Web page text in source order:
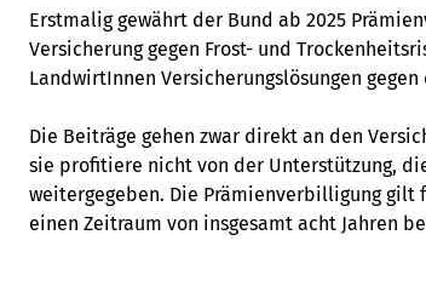
Erstmalig gewährt der Bund ab 2025
Versicherung gegen Frost- und
LandwirtInnen Versicherungslösungen
Die Beiträge gehen zwar direkt an den
sie profitiere nicht von der Unterstützung,
weitergegeben. Die Prämienverbilligung gilt
einen Zeitraum von insgesamt acht Jahren